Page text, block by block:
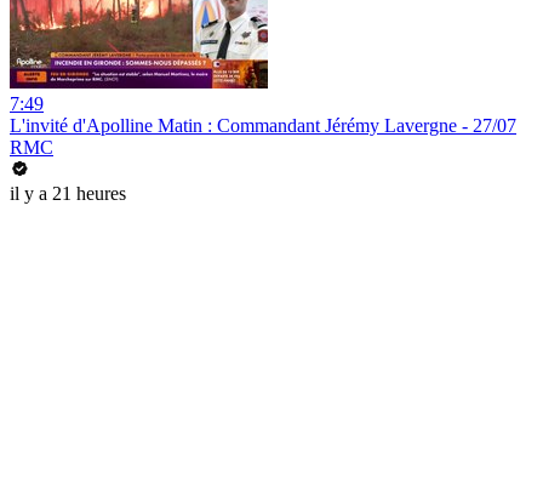
7:49
L'invité d'Apolline Matin : Commandant Jérémy Lavergne - 27/07
RMC
il y a 21 heures